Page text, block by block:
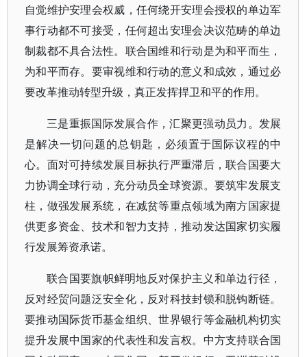
自觉维护安理会权威，任何绕开安理会授权的单边军
事行动都不可接受，任何超出安理会决议范畴的单边
制裁都不具合法性。联合国维和行动是为和平而生，
为和平而存。要审视维和行动的意义和成效，通过必
要改革推动转型升级，真正发挥捍卫和平的作用。
三是重振国际发展合作，汇聚更强动员力。发展
是解决一切问题的总钥匙，必须置于国际议程的中
心。面对可持续发展目标执行严重滞后，联合国要大
力协调全球行动，充分动员全球资源。要筑牢发展支
柱，做强发展系统，在减贫等重点领域为南方国家提
供更多资金、技术和智力支持，推动发达国家切实履
行发展筹资承诺。
联合国要旗帜鲜明地反对保护主义和单边行径，
反对经贸问题泛安全化，反对科技封锁和脱钩断链。
要推动国际货币基金组织、世界银行等金融机构切实
提升发展中国家的代表性和发言权。中方支持联合国